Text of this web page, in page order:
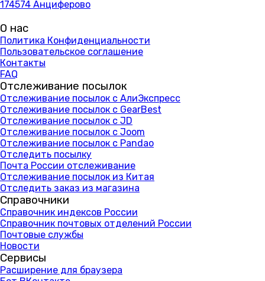
174574 Анциферово
О нас
Политика Конфиденциальности
Пользовательское соглашение
Контакты
FAQ
Отслеживание посылок
Отслеживание посылок с АлиЭкспресс
Отслеживание посылок с GearBest
Отслеживание посылок с JD
Отслеживание посылок с Joom
Отслеживание посылок с Pandao
Отследить посылку
Почта России отслеживание
Отслеживание посылок из Китая
Отследить заказ из магазина
Справочники
Справочник индексов России
Справочник почтовых отделений России
Почтовые службы
Новости
Сервисы
Расширение для браузера